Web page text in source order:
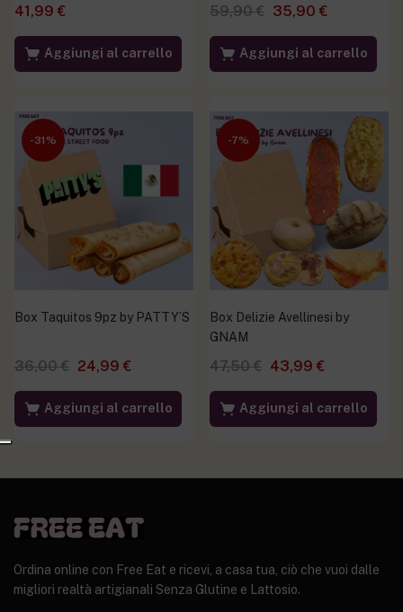
41,99 €
Aggiungi al carrello
59,90€ 35,90 €
Aggiungi al carrello
-31%
Box Taquitos 9pz by PATTY’S
36,00€ 24,99 €
Aggiungi al carrello
-7%
Box Delizie Avellinesi by
GNAM
47,50€ 43,99 €
Aggiungi al carrello
Ordina online con Free Eat e ricevi, a casa tua, ciò che vuoi dalle
migliori realtà artigianali Senza Glutine e Lattosio.